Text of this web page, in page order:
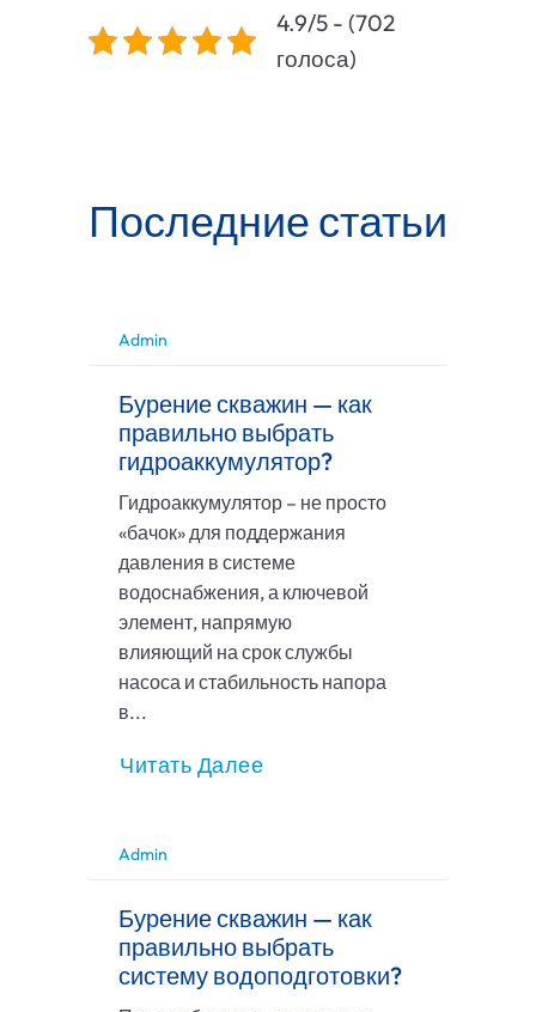
4.9/5 - (702
голоса)
Последние статьи
Admin
Бурение скважин — как
правильно выбрать
гидроаккумулятор?
Гидроаккумулятор – не просто
«бачок» для поддержания
давления в системе
водоснабжения, а ключевой
элемент, напрямую
влияющий на срок службы
насоса и стабильность напора
в...
Читать Далее
Admin
Бурение скважин — как
правильно выбрать
систему водоподготовки?